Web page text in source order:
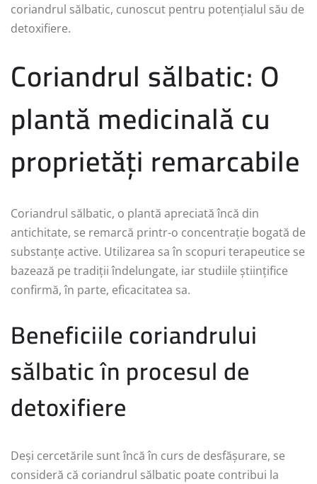
coriandrul sălbatic, cunoscut pentru potențialul său de
detoxifiere.
Coriandrul sălbatic: O
plantă medicinală cu
proprietăți remarcabile
Coriandrul sălbatic, o plantă apreciată încă din
antichitate, se remarcă printr-o concentrație bogată de
substanțe active. Utilizarea sa în scopuri terapeutice se
bazează pe tradiții îndelungate, iar studiile științifice
confirmă, în parte, eficacitatea sa.
Beneficiile coriandrului
sălbatic în procesul de
detoxifiere
Deși cercetările sunt încă în curs de desfășurare, se
consideră că coriandrul sălbatic poate contribui la